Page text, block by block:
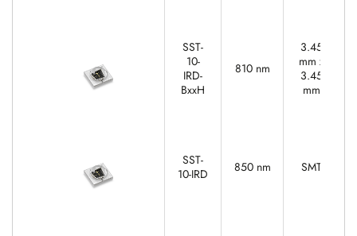
SST-
10-
IRD-
BxxH
810 nm
3.45
mm x
3.45
mm
SST-
10-IRD
850 nm SMT